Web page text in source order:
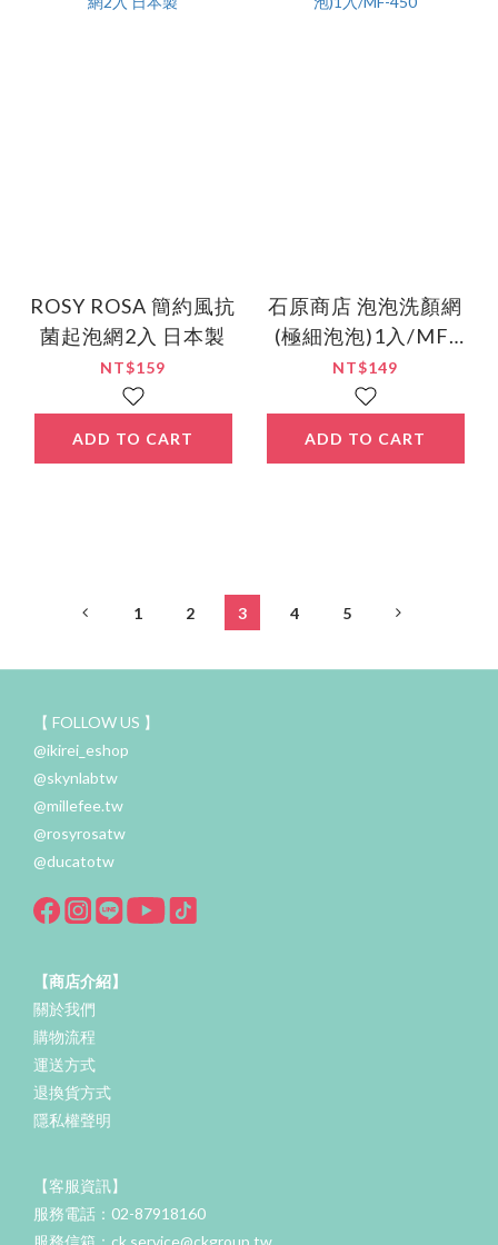
ROSY ROSA 簡約風抗
菌起泡網2入 日本製
NT$159
ADD TO CART
石原商店 泡泡洗顏網
(極細泡泡)1入/MF-
450
NT$149
ADD TO CART
1 2 3 4 5
【 FOLLOW US 】
@ikirei_eshop
@skynlabtw
@millefee.tw
@rosyrosatw
@ducatotw
【商店介紹】
關於我們
購物流程
運送方式
退換貨方式
隱私權聲明
【客服資訊】
服務電話：02-87918160